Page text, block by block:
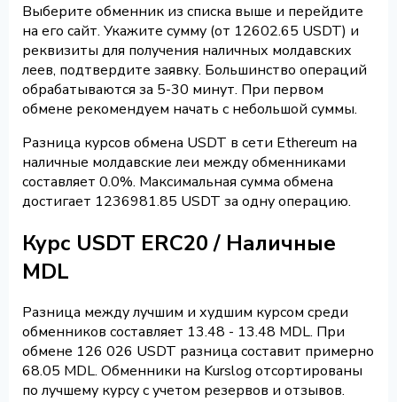
Выберите обменник из списка выше и перейдите
на его сайт. Укажите сумму (от 12602.65 USDT) и
реквизиты для получения наличных молдавских
леев, подтвердите заявку. Большинство операций
обрабатываются за 5-30 минут. При первом
обмене рекомендуем начать с небольшой суммы.
Разница курсов обмена USDT в сети Ethereum на
наличные молдавские леи между обменниками
составляет 0.0%. Максимальная сумма обмена
достигает 1236981.85 USDT за одну операцию.
Курс USDT ERC20 / Наличные
MDL
Разница между лучшим и худшим курсом среди
обменников составляет 13.48 - 13.48 MDL. При
обмене 126 026 USDT разница составит примерно
68.05 MDL. Обменники на Kurslog отсортированы
по лучшему курсу с учетом резервов и отзывов.